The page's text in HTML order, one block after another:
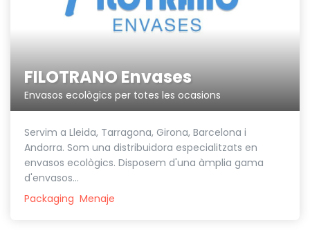
FILOTRANO Envases
Envasos ecològics per totes les ocasions
Servim a Lleida, Tarragona, Girona, Barcelona i
Andorra. Som una distribuidora especialitzats en
envasos ecològics. Disposem d'una àmplia gama
d'envasos...
Packaging Menaje